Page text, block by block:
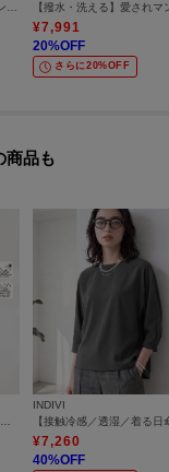
【洗える／薄手】マウンテンパーカー
【撥水・洗える】愛されマ
¥7,991
20%OFF
さらに20%OFF
商品も
INDIVI
¥7,260
40%OFF